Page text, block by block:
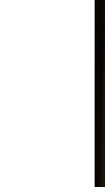
"미
[속
[속
[속
[속
[속
시
입
이